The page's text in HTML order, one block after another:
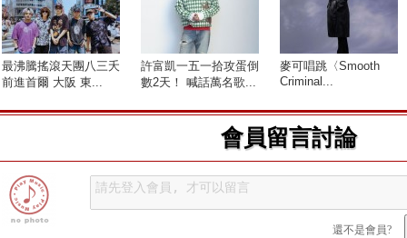
最沸騰搖滾天團八三夭
前進首爾 大阪 東...
許富凱一五一拾攻蛋倒
數2天！ 喊話萬名歌...
麥可唱跳〈Smooth
Criminal...
會員留言討論
還不是會員?